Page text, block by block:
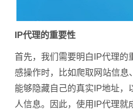
IP代理的重要性
首先，我们需要明白IP代理的
感操作时，比如爬取网站信息
能够隐藏自己的真实IP地址，
人信息。因此，使用IP代理就